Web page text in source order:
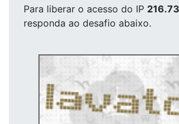
Para liberar o acesso do IP
responda ao desafio abaixo.